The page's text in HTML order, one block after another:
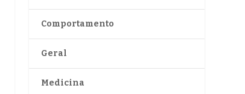
Comportamento
Geral
Medicina